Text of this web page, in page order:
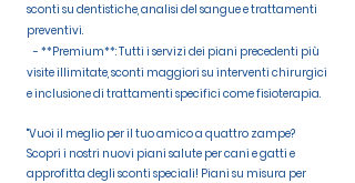
sconti su dentistiche, analisi del sangue e trattamenti
preventivi.
- **Premium**: Tutti i servizi dei piani precedenti più
visite illimitate, sconti maggiori su interventi chirurgici
e inclusione di trattamenti specifici come fisioterapia.
"Vuoi il meglio per il tuo amico a quattro zampe?
Scopri i nostri nuovi piani salute per cani e gatti e
approfitta degli sconti speciali! Piani su misura per